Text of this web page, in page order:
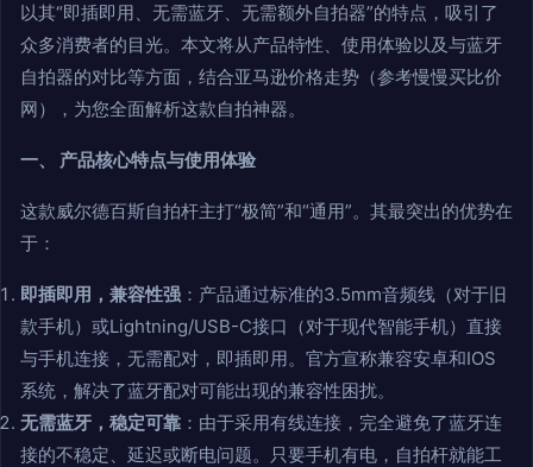
以其“即插即用、无需蓝牙、无需额外自拍器”的特点，吸引了
众多消费者的目光。本文将从产品特性、使用体验以及与蓝牙
自拍器的对比等方面，结合亚马逊价格走势（参考慢慢买比价
网），为您全面解析这款自拍神器。
一、 产品核心特点与使用体验
这款威尔德百斯自拍杆主打“极简”和“通用”。其最突出的优势在
于：
即插即用，兼容性强 ：产品通过标准的3.5mm音频线（对于旧
款手机）或Lightning/USB-C接口（对于现代智能手机）直接
与手机连接，无需配对，即插即用。官方宣称兼容安卓和IOS
系统，解决了蓝牙配对可能出现的兼容性困扰。
无需蓝牙，稳定可靠 ：由于采用有线连接，完全避免了蓝牙连
接的不稳定、延迟或断电问题。只要手机有电，自拍杆就能工